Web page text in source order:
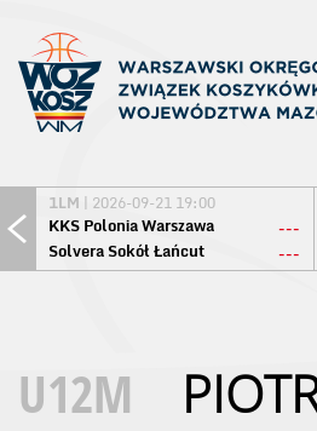
1LM | 2026-09-21 19:00
KKS Polonia Warszawa
---
Solvera Sokół Łańcut
---
U12M